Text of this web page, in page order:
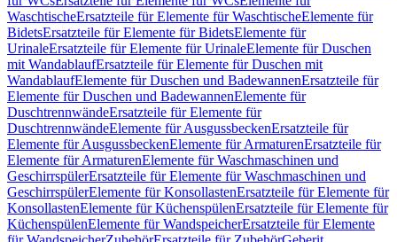
WaschtischeErsatzteile für Elemente für WaschtischeElemente für
BidetsErsatzteile für Elemente für BidetsElemente für
UrinaleErsatzteile für Elemente für UrinaleElemente für Duschen
mit WandablaufErsatzteile für Elemente für Duschen mit
WandablaufElemente für Duschen und BadewannenErsatzteile für
Elemente für Duschen und BadewannenElemente für
DuschtrennwändeErsatzteile für Elemente für
DuschtrennwändeElemente für AusgussbeckenErsatzteile für
Elemente für AusgussbeckenElemente für ArmaturenErsatzteile für
Elemente für ArmaturenElemente für Waschmaschinen und
GeschirrspülerErsatzteile für Elemente für Waschmaschinen und
GeschirrspülerElemente für KonsollastenErsatzteile für Elemente für
KonsollastenElemente für KüchenspülenErsatzteile für Elemente für
KüchenspülenElemente für WandspeicherErsatzteile für Elemente